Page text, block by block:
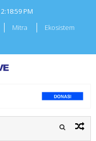
2:19:00 PM
Mitra Ekosistem